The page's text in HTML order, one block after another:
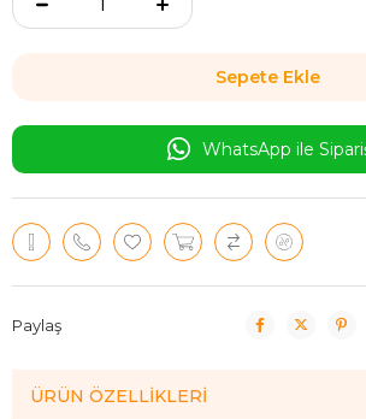
WhatsApp ile
Paylaş
ÜRÜN ÖZELLIKLERI